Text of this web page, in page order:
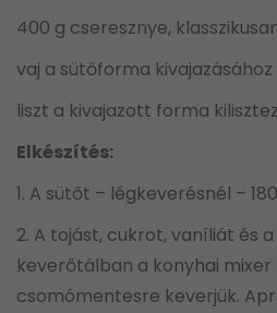
400 g cseresznye,
vaj a sütőforma kivajazásához
liszt a kivajazott forma
Elkészítés:
1. A sütőt – légkeverésnél –
2. A tojást, cukrot, vaníliát és
keverőtálban a konyhai
csomómentesre keverjük.